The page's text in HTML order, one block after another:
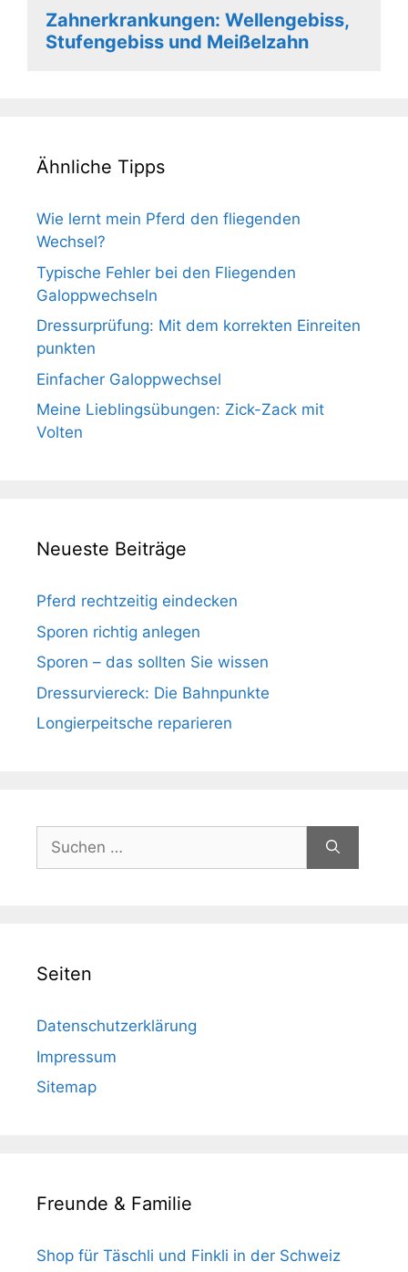
Zahnerkrankungen: Wellengebiss,
Stufengebiss und Meißelzahn
Ähnliche Tipps
Wie lernt mein Pferd den fliegenden
Wechsel?
Typische Fehler bei den Fliegenden
Galoppwechseln
Dressurprüfung: Mit dem korrekten Einreiten
punkten
Einfacher Galoppwechsel
Meine Lieblingsübungen: Zick-Zack mit
Volten
Neueste Beiträge
Pferd rechtzeitig eindecken
Sporen richtig anlegen
Sporen – das sollten Sie wissen
Dressurviereck: Die Bahnpunkte
Longierpeitsche reparieren
Suchen
nach:
Seiten
Datenschutzerklärung
Impressum
Sitemap
Freunde & Familie
Shop für Täschli und Finkli in der Schweiz